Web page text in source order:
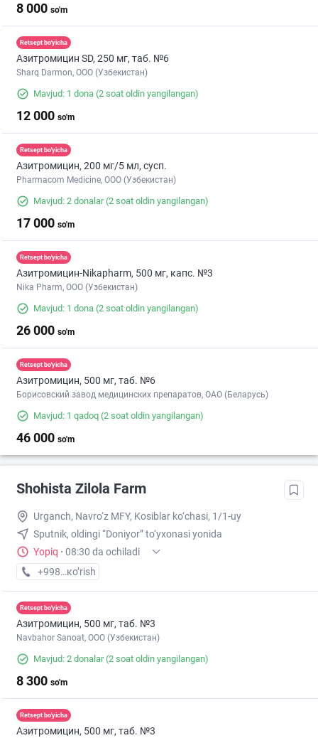
8 000 so'm
Retsept bo'yicha
Азитромицин SD, 250 мг, таб. №6
Sharq Darmon, OOO (Узбекистан)
Mavjud: 1 dona (2 soat oldin yangilangan)
12 000 so'm
Retsept bo'yicha
Азитромицин, 200 мг/5 мл, сусп.
Pharmacom Medicine, OOO (Узбекистан)
Mavjud: 2 donalar(2 soat oldin yangilangan)
17 000 so'm
Retsept bo'yicha
Азитромицин-Nikapharm, 500 мг, капс. №3
Nika Pharm, ООО (Узбекистан)
Mavjud: 1 dona (2 soat oldin yangilangan)
26 000 so'm
Retsept bo'yicha
Азитромицин, 500 мг, таб. №6
Борисовский завод медицинских препаратов, ОАО (Беларусь)
Mavjud: 1 qadoq (2 soat oldin yangilangan)
46 000 so'm
Shohista Zilola Farm
Urganch, Navro‘z MFY, Kosiblar ko‘chasi, 1/1-uy
Sputnik, oldingi “Doniyor” to‘yxonasi yonida
Yopiq · 08:30 da ochiladi
+998 (99) XXX-XX-XX
кo’rish
Retsept bo'yicha
Азитромицин, 500 мг, таб. №3
Navbahor Sanoat, ООО (Узбекистан)
Mavjud: 2 donalar(2 soat oldin yangilangan)
8 300 so'm
Retsept bo'yicha
Азитромицин, 500 мг, таб. №3